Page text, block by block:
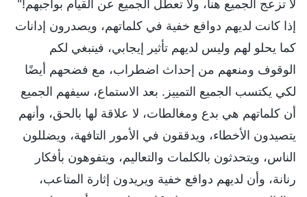
لا تزعج الجميع هنا، ولا تعطل الجميع عن القيام بواجبهم!"
إذا كانت لديهم دوافع خفية في كلماتهم، ويصدرون إدانات
كما يحلو لهم وليس لديهم تأثير إيجابي، فينبغي لكم
الوقوف ومنعهم من إحداث اضطراب، مع فضحهم أيضًا
لكي يكتسب الجميع التمييز. بعد الاستماع، سيفهم الجميع
أن كلماتهم هي بدع ومغالطات، لا علاقة لها بالحق، وأنهم
يتصيدون الأخطاء، ويدققون في الأمور التافهة، ويضللون
الناس، ويتحدثون بالكلمات والتعاليم، ويتفوهون بأفكار
رنانة، وأن لديهم دوافع خفية ويريدون إثارة المتاعب،